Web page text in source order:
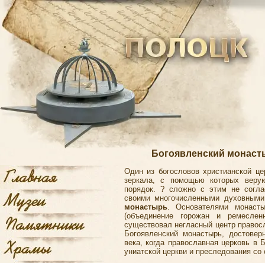
Богоявленский
Один из богословов христианской
зеркала, с помощью которых
порядок. ? сложно с этим не
своими многочисленными
монастырь. Основателями
(объединение горожан и
существовал негласный центр
Богоявленский монастырь,
века, когда православная церковь
униатской церкви и преследования